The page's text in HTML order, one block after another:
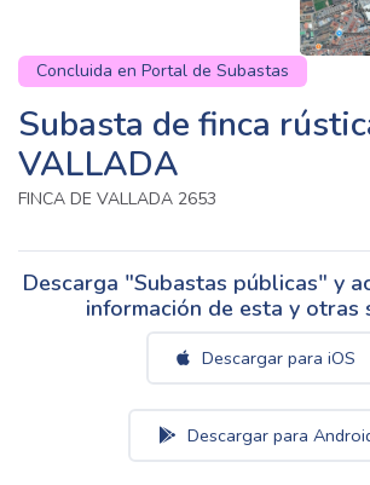
Concluida en Portal de Subastas
Subasta de finca
VALLADA
FINCA DE VALLADA 2653
Descarga "Subastas públicas" y
información de esta y otras
Descargar para iOS
Descargar para